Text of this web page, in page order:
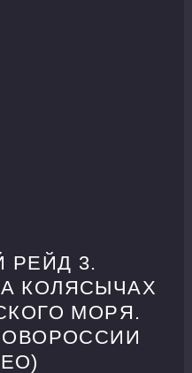
РЕЙД 3.
КОЛЯСЫЧАХ
МОРЯ.